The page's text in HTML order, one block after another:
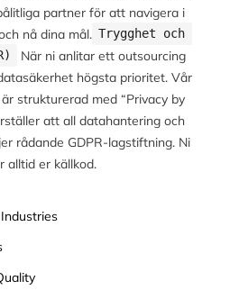
partner för att navigera i
nå dina mål. Trygghet och
När ni anlitar ett outsourcing
högsta prioritet. Vår
strukturerad med “Privacy by
att all datahantering och
rådande GDPR-lagstiftning. Ni
alltid er källkod.